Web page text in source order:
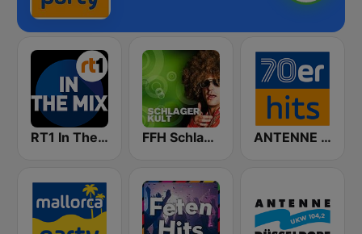
RT1 In The Mix FFH Schlagerkult ANTENNE NRW 70er Hits